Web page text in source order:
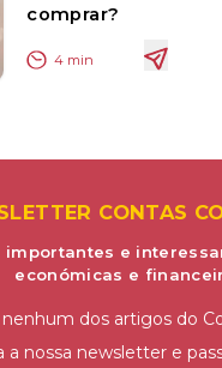
comprar?
4 min
CONTAS
importantes e
económicas e
dos artigos do
a nossa newsletter e